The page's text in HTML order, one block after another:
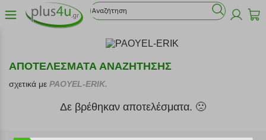
ΑΠΟΤΕΛΕΣΜΑΤΑ ΑΝΑΖΗΤΗΣΗΣ
σχετικά με PAOYEL-ERIK.
Δε βρέθηκαν αποτελέσματα. 🙁